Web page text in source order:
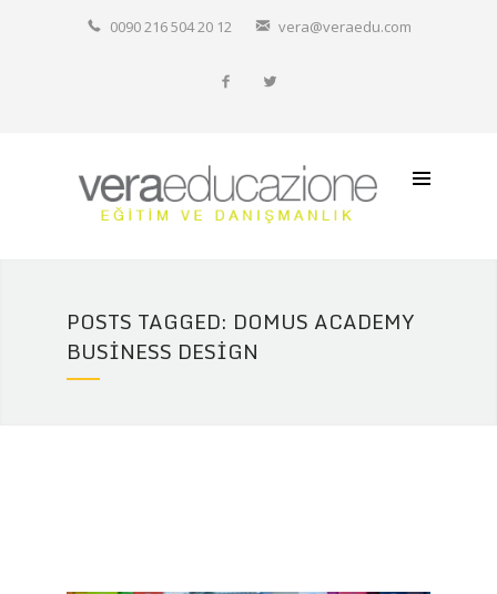
Hakkımızda
Diğer İtalyan Okulları
0090 216 504 20 12 vera@veraedu.com
POSTS TAGGED: DOMUS ACADEMY
BUSINESS DESIGN